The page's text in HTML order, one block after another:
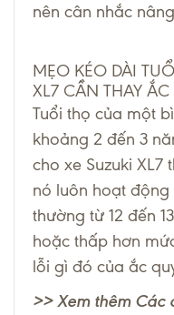
nên cân nhắc
MẸO KÉO DÀI
XL7 CẦN THAY
Tuổi thọ của một
khoảng 2 đến 3
cho xe Suzuki
nó luôn hoạt
thường từ 12 đến
hoặc thấp hơn
lỗi gì đó của ắc
>> Xem thêm Các